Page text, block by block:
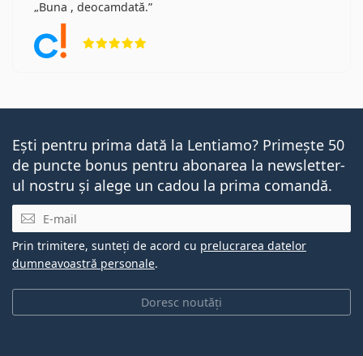
Buna , deocamdată.
Ești pentru prima dată la Lentiamo? Primește 50
de puncte bonus pentru abonarea la newsletter-
ul nostru și alege un cadou la prima comandă.
E-mail
Doresc noutăți
Prin trimitere, sunteți de acord cu prelucrarea datelor
dumneavoastră personale.